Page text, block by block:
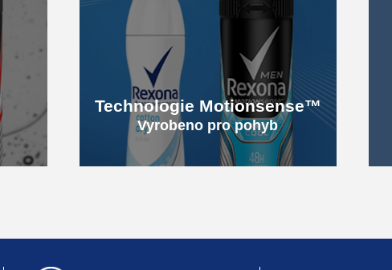
Technologie Motionsense™
Vyrobeno pro pohyb